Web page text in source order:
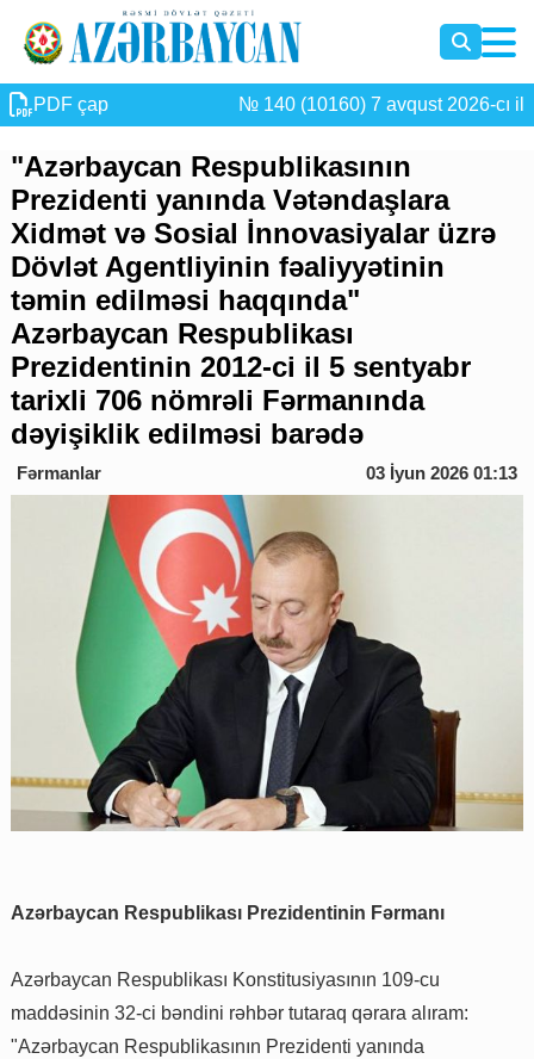
PDF çap № 140 (10160) 7 avqust 2026-cı il
"Azərbaycan Respublikasının
Prezidenti yanında Vətəndaşlara
Xidmət və Sosial İnnovasiyalar üzrə
Dövlət Agentliyinin fəaliyyətinin
təmin edilməsi haqqında"
Azərbaycan Respublikası
Prezidentinin 2012-ci il 5 sentyabr
tarixli 706 nömrəli Fərmanında
dəyişiklik edilməsi barədə
Fərmanlar 03 İyun 2026 01:13
Azərbaycan Respublikası Prezidentinin Fərmanı
Azərbaycan Respublikası Konstitusiyasının 109-cu
maddəsinin 32-ci bəndini rəhbər tutaraq qərara alıram:
"Azərbaycan Respublikasının Prezidenti yanında